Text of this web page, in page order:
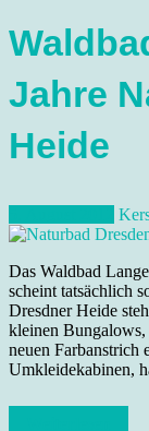
Jahre
Heide
Das Waldbad
scheint tatsächlich
Dresdner Heide
kleinen Bungalows,
neuen Farbanstrich
Umkleidekabinen,